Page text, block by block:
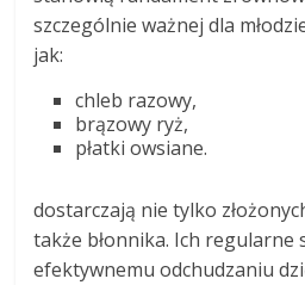
szczególnie ważnej dla
jak:
chleb razowy,
brązowy ryż,
płatki owsiane.
dostarczają nie tylko
także błonnika. Ich regularne
efektywnemu odchudzaniu